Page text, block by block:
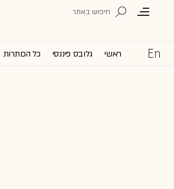
ראשי גלובס פיננסי כל הכותרות